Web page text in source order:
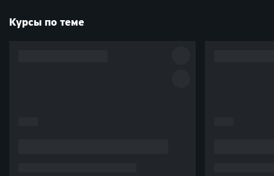
анализу, который для наглядности показывается на
демонстрационных счетах. Уже на этапе обучения я
Курсы по теме